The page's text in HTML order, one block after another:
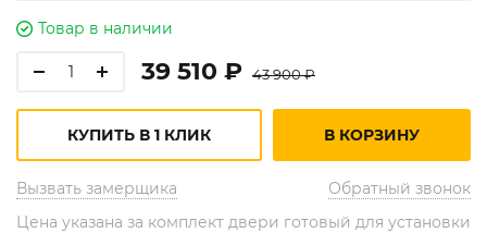
Товар в наличии
39 510 ₽ 43 900 ₽
Вызвать замерщика Обратный звонок
КУПИТЬ В 1 КЛИК В КОРЗИНУ
Цена указана за комплект двери готовый для установки